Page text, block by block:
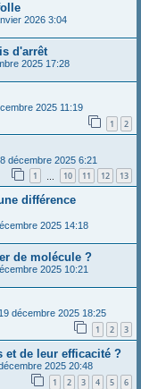
2026 3:04
d'arrêt
2025 17:28
2025 11:19
1 2
décembre 2025 6:21
1 10 11 12 13
différence
2025 14:18
de molécule ?
2025 10:21
décembre 2025 18:25
1 2 3
et de leur efficacité ?
2025 20:48
1 2 3 4 5 6